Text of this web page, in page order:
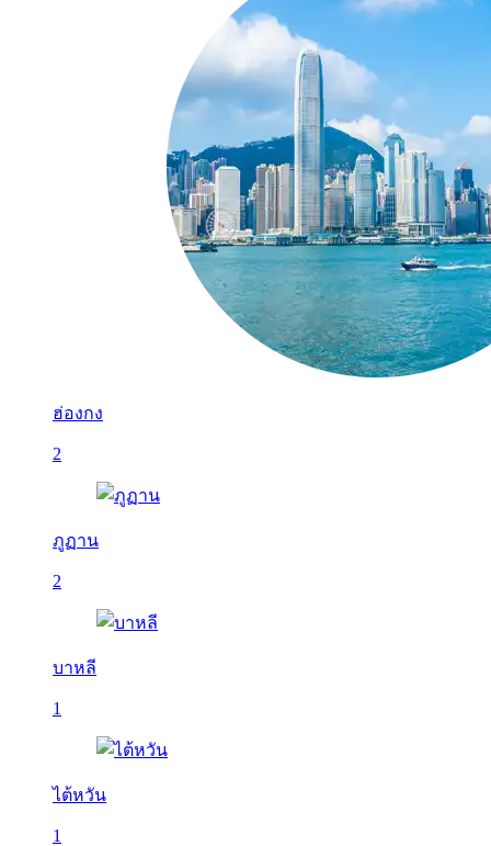
ฮ่องกง
2
ภูฏาน
2
บาหลี
1
ไต้หวัน
1